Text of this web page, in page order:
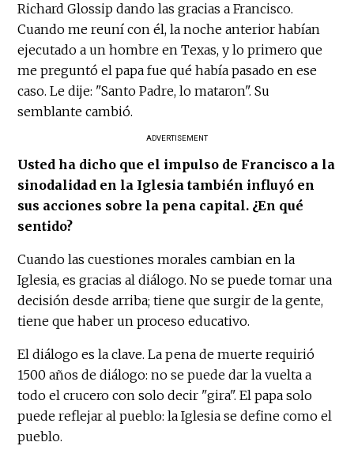
Richard Glossip dando las gracias a Francisco.
Cuando me reuní con él, la noche anterior habían
ejecutado a un hombre en Texas, y lo primero que
me preguntó el papa fue qué había pasado en ese
caso. Le dije: "Santo Padre, lo mataron". Su
semblante cambió.
ADVERTISEMENT
Usted ha dicho que el impulso de Francisco a la
sinodalidad en la Iglesia también influyó en
sus acciones sobre la pena capital. ¿En qué
sentido?
Cuando las cuestiones morales cambian en la
Iglesia, es gracias al diálogo. No se puede tomar una
decisión desde arriba; tiene que surgir de la gente,
tiene que haber un proceso educativo.
El diálogo es la clave. La pena de muerte requirió
1500 años de diálogo: no se puede dar la vuelta a
todo el crucero con solo decir "gira". El papa solo
puede reflejar al pueblo: la Iglesia se define como el
pueblo.